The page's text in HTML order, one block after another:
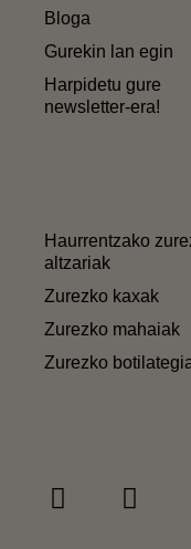
Bloga
Gurekin lan egin
Harpidetu gure
newsletter-era!
Haurrentzako
altzariak
Zurezko kaxak
Zurezko mahaiak
Zurezko